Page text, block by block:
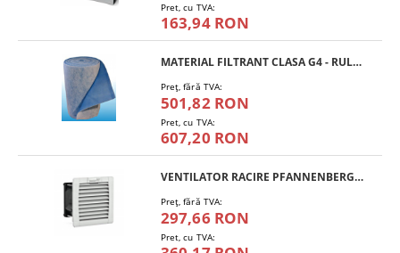
Pret, cu TVA:
163,94 RON
MATERIAL FILTRANT CLASA G4 - RULOU
Preţ, fără TVA:
501,82 RON
Pret, cu TVA:
607,20 RON
VENTILATOR RACIRE PFANNENBERG PF 11.000
Preţ, fără TVA:
297,66 RON
Pret, cu TVA: